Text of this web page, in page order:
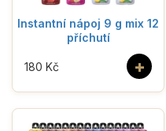
Instantní nápoj 9 g mix 12
příchutí
+
180 Kč